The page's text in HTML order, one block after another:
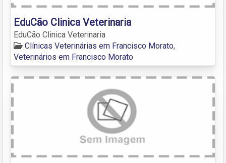
EduCão Clinica Veterinaria
EduCão Clinica Veterinaria
Clínicas Veterinárias em Francisco Morato,
Veterinários em Francisco Morato